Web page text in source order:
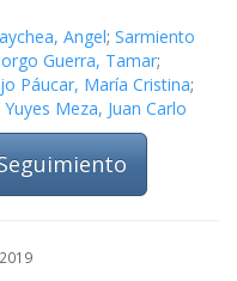
Angel; Sarmiento
Guerra, Tamar;
Páucar, María Cristina;
Yuyes Meza, Juan Carlo